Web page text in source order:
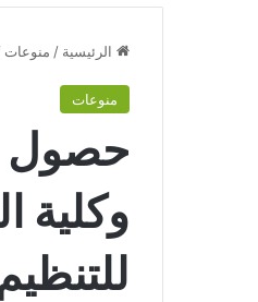
الرئيسية / منوعات
منوعات
حصول
وكلية